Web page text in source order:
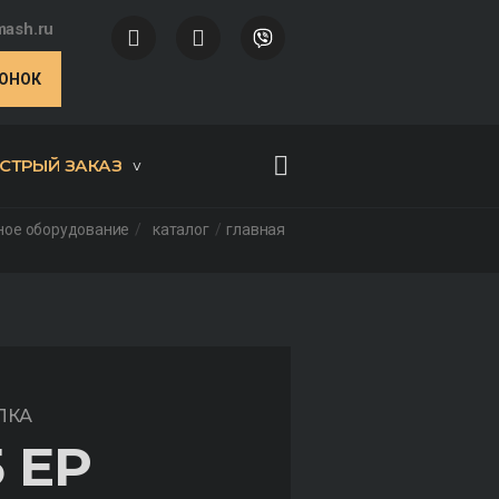
ЗАКАЗ
главная
каталог
оборудование
EP